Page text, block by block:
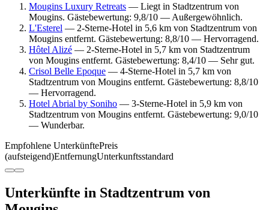
Mougins Luxury Retreats — Liegt in Stadtzentrum von
Mougins. Gästebewertung: 9,8/10 — Außergewöhnlich.
L'Esterel — 2-Sterne-Hotel in 5,6 km von Stadtzentrum von
Mougins entfernt. Gästebewertung: 8,8/10 — Hervorragend.
Hôtel Alizé — 2-Sterne-Hotel in 5,7 km von Stadtzentrum
von Mougins entfernt. Gästebewertung: 8,4/10 — Sehr gut.
Crisol Belle Epoque — 4-Sterne-Hotel in 5,7 km von
Stadtzentrum von Mougins entfernt. Gästebewertung: 8,8/10
— Hervorragend.
Hotel Abrial by Soniho — 3-Sterne-Hotel in 5,9 km von
Stadtzentrum von Mougins entfernt. Gästebewertung: 9,0/10
— Wunderbar.
Empfohlene UnterkünftePreis
(aufsteigend)EntfernungUnterkunftsstandard
Unterkünfte in Stadtzentrum von